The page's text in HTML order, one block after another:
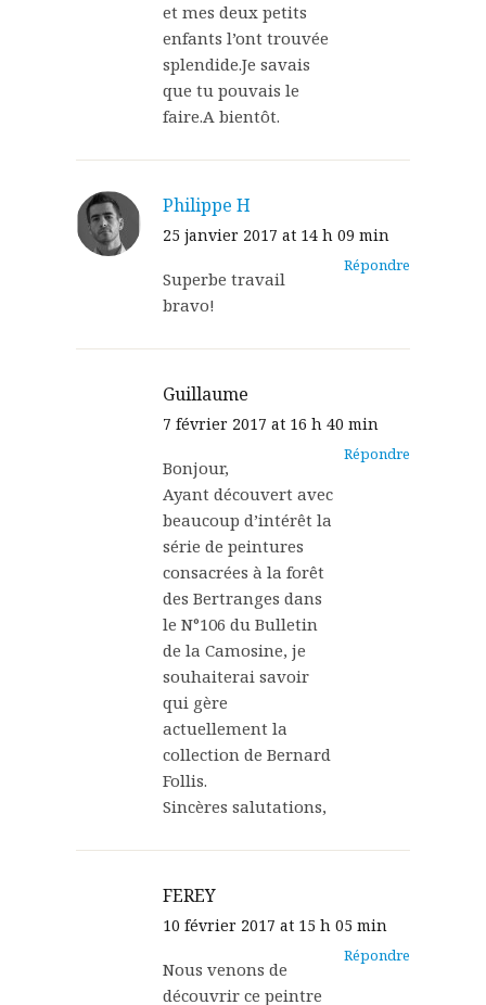
et mes deux petits
enfants l’ont trouvée
splendide.Je savais
que tu pouvais le
faire.A bientôt.
Philippe H
25 janvier 2017 at 14 h 09 min
Répondre
Superbe travail
bravo!
Guillaume
7 février 2017 at 16 h 40 min
Répondre
Bonjour,
Ayant découvert avec
beaucoup d’intérêt la
série de peintures
consacrées à la forêt
des Bertranges dans
le N°106 du Bulletin
de la Camosine, je
souhaiterai savoir
qui gère
actuellement la
collection de Bernard
Follis.
Sincères salutations,
FEREY
10 février 2017 at 15 h 05 min
Répondre
Nous venons de
découvrir ce peintre